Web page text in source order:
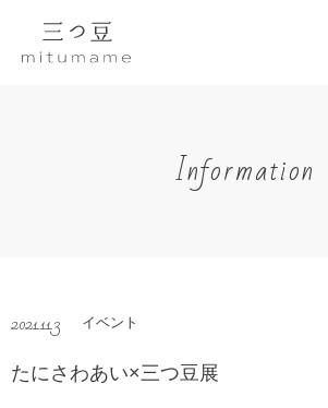
Information
2021.11.3 イベント
たにさわあい×三つ豆展